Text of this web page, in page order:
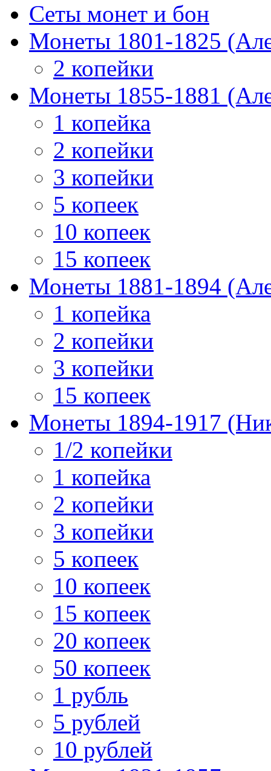
Сеты монет и бон
Монеты 1801-1825
2 копейки
Монеты 1855-1881
1 копейка
2 копейки
3 копейки
5 копеек
10 копеек
15 копеек
Монеты 1881-1894
1 копейка
2 копейки
3 копейки
15 копеек
Монеты 1894-1917
1/2 копейки
1 копейка
2 копейки
3 копейки
5 копеек
10 копеек
15 копеек
20 копеек
50 копеек
1 рубль
5 рублей
10 рублей